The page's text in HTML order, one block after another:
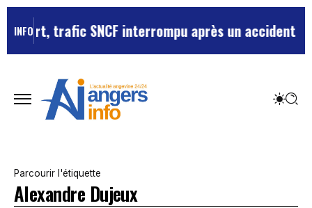
INFO interrompu après un accident de personne
Parcourir l'étiquette
Alexandre Dujeux